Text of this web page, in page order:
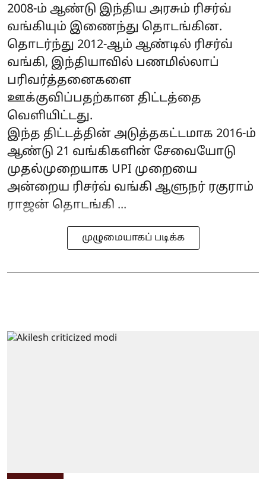
2008-ம் ஆண்டு இந்திய அரசும் ரிசர்வ்
வங்கியும் இணைந்து தொடங்கின.
தொடர்ந்து 2012-ஆம் ஆண்டில் ரிசர்வ்
வங்கி, இந்தியாவில் பணமில்லாப்
பரிவர்த்தனைகளை
ஊக்குவிப்பதற்கான திட்டத்தை
வெளியிட்டது.
இந்த திட்டத்தின் அடுத்தகட்டமாக 2016-ம்
ஆண்டு 21 வங்கிகளின் சேவையோடு
முதல்முறையாக UPI முறையை
அன்றைய ரிசர்வ் வங்கி ஆளுநர் ரகுராம்
ராஜன் தொடங்கி ...
முழுமையாகப் படிக்க